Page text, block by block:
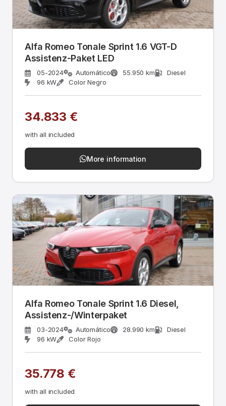
Alfa Romeo Tonale Sprint 1.6 VGT-D
Assistenz-Paket LED
05-2024 Automático 55.950 km
Diesel
96 kW
Color Negro
34.833 €
with all included
More information
Alfa Romeo Tonale Sprint 1.6 Diesel,
Assistenz-/Winterpaket
03-2024 Automático 28.990 km
Diesel
96 kW
Color Rojo
35.778 €
with all included